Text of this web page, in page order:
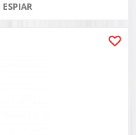
ESPIAR